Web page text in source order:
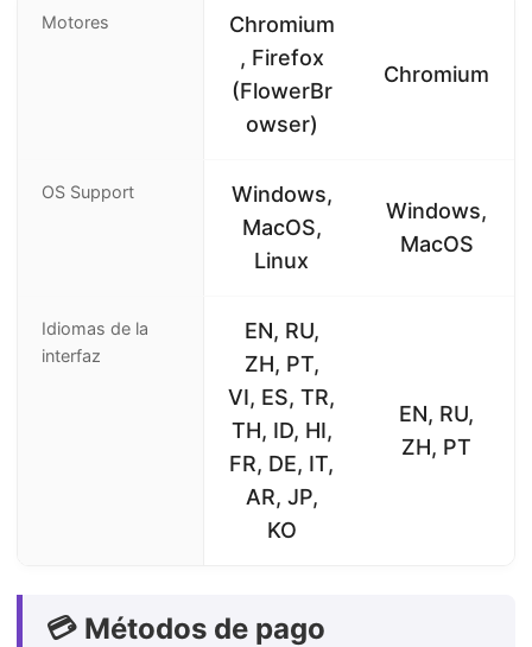
Motores
Chromium
, Firefox
(FlowerBr
owser)
Chromium
OS Support
Windows,
MacOS,
Linux
Windows,
MacOS
Idiomas de la
interfaz
EN, RU,
ZH, PT,
VI, ES, TR,
TH, ID, HI,
FR, DE, IT,
AR, JP,
KO
EN, RU,
ZH, PT
💳 Métodos de pago